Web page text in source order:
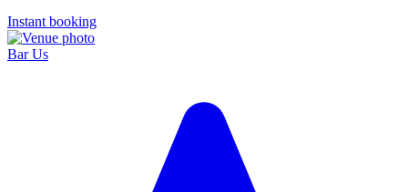
Instant booking
Bar Us